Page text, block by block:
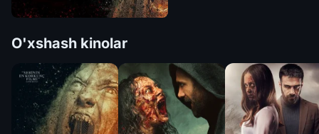
O'xshash kinolar